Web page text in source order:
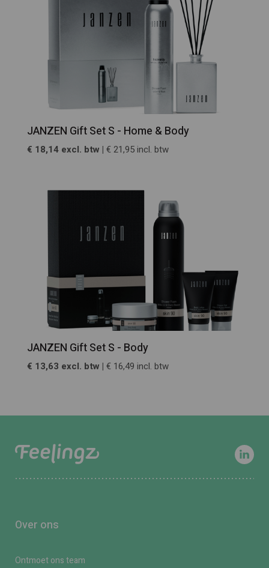
JANZEN Gift Set S - Home & Body
€ 18,14 excl. btw | € 21,95 incl. btw
JANZEN Gift Set S - Body
€ 13,63 excl. btw | € 16,49 incl. btw
Over ons
Ontmoet ons team